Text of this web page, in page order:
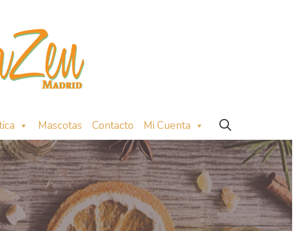
Mascotas Contacto Mi Cuenta